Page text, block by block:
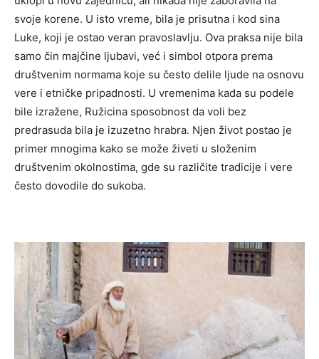
svoje korene. U isto vreme, bila je prisutna i kod sina
Luke, koji je ostao veran pravoslavlju. Ova praksa nije bila
samo čin majčine ljubavi, već i simbol otpora prema
društvenim normama koje su često delile ljude na osnovu
vere i etničke pripadnosti. U vremenima kada su podele
bile izražene, Ružicina sposobnost da voli bez
predrasuda bila je izuzetno hrabra. Njen život postao je
primer mnogima kako se može živeti u složenim
društvenim okolnostima, gde su različite tradicije i vere
često dovodile do sukoba.